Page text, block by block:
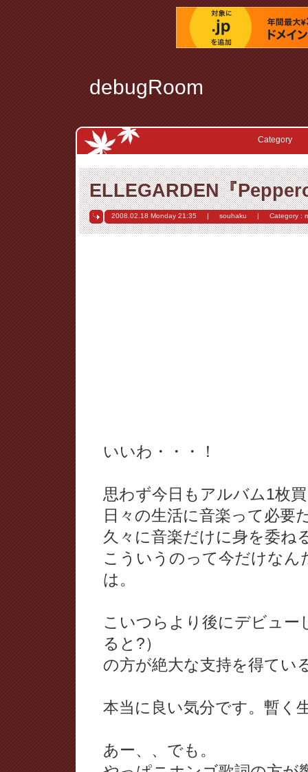
debugRoom
Category
ELLEGARDEN『
2008.02.18 Monday 21:35 | souhaku | Category :
いいわ・・・！
思わず今日もアルバム1枚
日々の生活に音楽って必要
久々に音楽だけに身を委ね
こういうのって今だけな
は。
こいつらより後にデビュー
ると?）
の方が絶大な支持を得てい
本当に良い気分です。暫く
あー、、でも。